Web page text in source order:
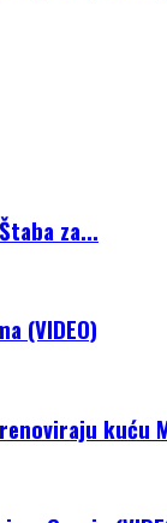
za...
(VIDEO)
kuću